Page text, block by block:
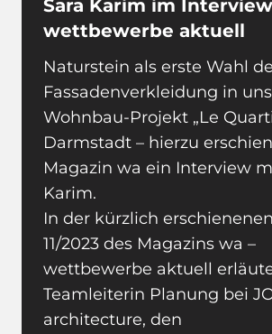
Sara Karim im
wettbewerbe aktuell
Naturstein als erste Wahl
Fassadenverkleidung in
Wohnbau-Projekt „Le
Darmstadt – hierzu
Magazin wa ein Interview
Karim.
In der kürzlich
11/2023 des Magazins wa –
wettbewerbe aktuell
Teamleiterin Planung bei
architecture, den